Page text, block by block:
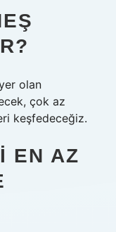
olan
çok az
keşfedeceğiz.
EN AZ